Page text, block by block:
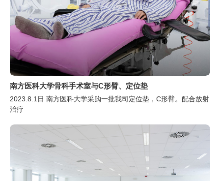
南方医科大学骨科手术室与C形臂、定位垫
2023.8.1日 南方医科大学采购一批我司定位垫，C形臂。配合放射
治疗